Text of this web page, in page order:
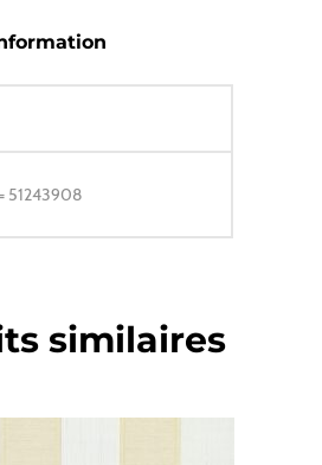
51243908
similaires